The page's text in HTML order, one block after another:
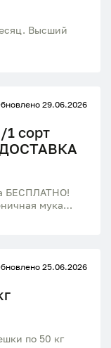
Высший
29.06.2026
сорт
БЕСПЛАТНО!
мука
объема
Главные
содержание
«плывет» и
25.06.2026
по 50 кг